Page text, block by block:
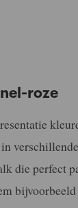
roze
die perfect
bijvoorbeeld